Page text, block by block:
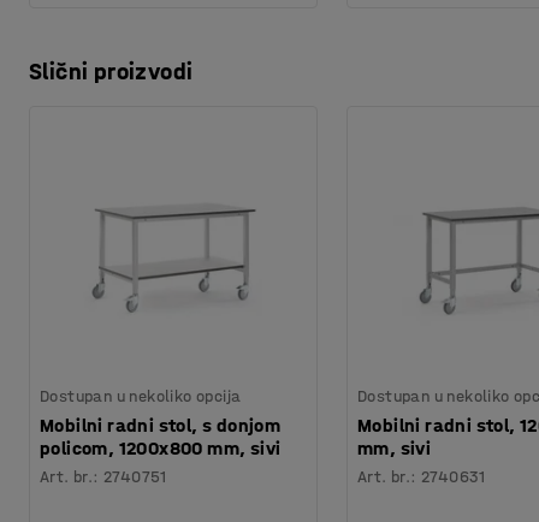
Slični proizvodi
Dostupan u nekoliko opcija
Mobilni radni stol, s donjom
policom, 1200x800 mm, sivi
Art. br.: 2740751
Dostupan u nekoliko
Mobilni radni stol,
mm, sivi
Art. br.: 2740631